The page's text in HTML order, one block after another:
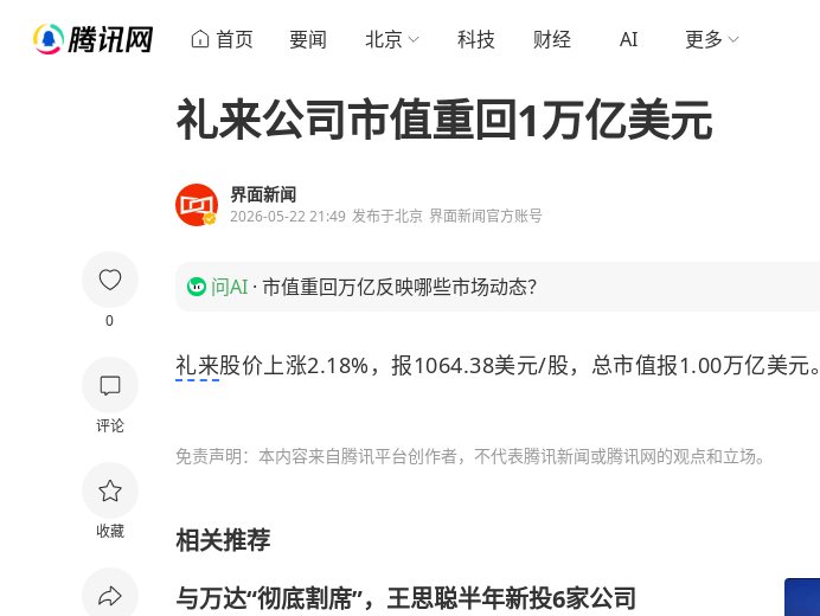
首页 要闻 北京 科技 财经 AI 更多
0
评论
收藏
礼来公司市值重回1万亿美元
界面新闻
2026-05-22 21:49 发布于北京 界面新闻官方账号
问AI · 市值重回万亿反映哪些市场动态？
礼来股价上涨2.18%，报1064.38美元/股，总市值报1.00万亿美元。
免责声明：本内容来自腾讯平台创作者，不代表腾讯新闻或腾讯网的观点和立场。
相关推荐
与万达“彻底割席”，王思聪半年新投6家公司